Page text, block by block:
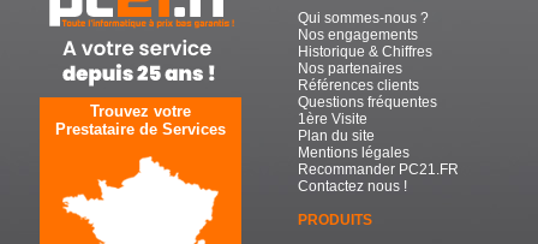
Trouvez votre
Prestataire de Services
Qui sommes-nous ?
Nos engagements
Historique & Chiffres
Nos partenaires
Références clients
Questions fréquentes
1ère Visite
Plan du site
Mentions légales
Recommander PC21.FR
Contactez nous !
PRODUITS